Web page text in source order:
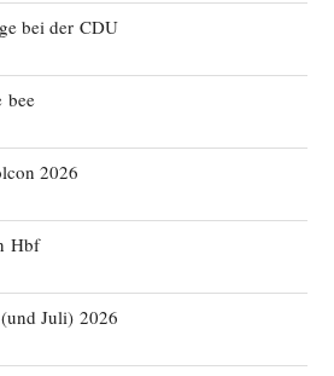
bei der CDU
bee
2026
Hbf
Juli) 2026